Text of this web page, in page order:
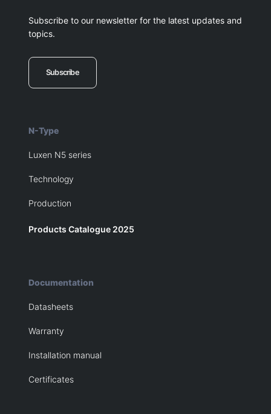
Subscribe to our newsletter for the latest updates and
topics.
Subscribe
N-Type
Luxen N5 series
Technology
Production
Products Catalogue 2025
Documentation
Datasheets
Warranty
Installation manual
Certificates